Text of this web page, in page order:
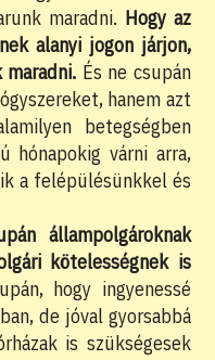
maradni. Hogy az
alanyi jogon járjon,
És ne csupán
hanem azt
betegségben
hónapokig várni arra,
a felépülésünkkel és
állampolgároknak
kötelességnek is
hogy ingyenessé
de jóval gyorsabbá
is szükségesek